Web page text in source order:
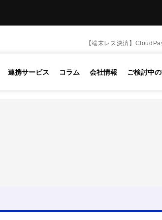
【端末レス決済】
連携サービス コラム 会社情報 ご検討中